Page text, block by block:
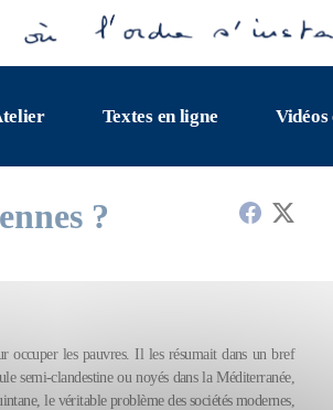
Textes en ligne Vidéos
?
occuper les pauvres. Il les résumait dans un bref
semi-clandestine ou noyés dans la Méditerranée,
le véritable problème des sociétés modernes,